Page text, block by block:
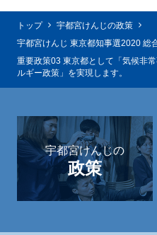
トップ
宇都宮けんじの政策
宇都宮けんじ 東京都知事選2020 総
重要政策03 東京都として「気候非
ルギー政策」を実現します。
宇都宮けんじの
政策